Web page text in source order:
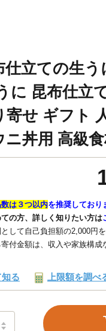
仕立ての生う
に 昆布仕立
寄せ ギフト
ニ丼用 高級
は３つ以内を推奨しており
の方、詳しく知りたい方は
して自己負担額の2,000円
付金額は、収入や家族構
る 上限額を調べ